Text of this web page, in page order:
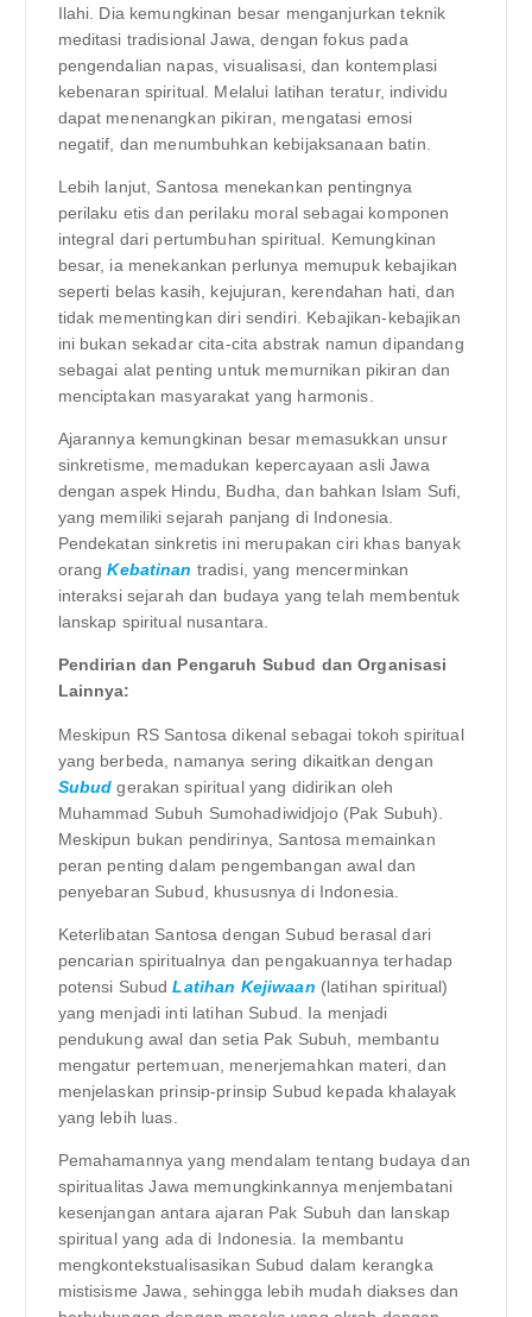
Ilahi. Dia kemungkinan besar menganjurkan teknik
meditasi tradisional Jawa, dengan fokus pada
pengendalian napas, visualisasi, dan kontemplasi
kebenaran spiritual. Melalui latihan teratur, individu
dapat menenangkan pikiran, mengatasi emosi
negatif, dan menumbuhkan kebijaksanaan batin.
Lebih lanjut, Santosa menekankan pentingnya
perilaku etis dan perilaku moral sebagai komponen
integral dari pertumbuhan spiritual. Kemungkinan
besar, ia menekankan perlunya memupuk kebajikan
seperti belas kasih, kejujuran, kerendahan hati, dan
tidak mementingkan diri sendiri. Kebajikan-kebajikan
ini bukan sekadar cita-cita abstrak namun dipandang
sebagai alat penting untuk memurnikan pikiran dan
menciptakan masyarakat yang harmonis.
Ajarannya kemungkinan besar memasukkan unsur
sinkretisme, memadukan kepercayaan asli Jawa
dengan aspek Hindu, Budha, dan bahkan Islam Sufi,
yang memiliki sejarah panjang di Indonesia.
Pendekatan sinkretis ini merupakan ciri khas banyak
orangKebatinan tradisi, yang mencerminkan
interaksi sejarah dan budaya yang telah membentuk
lanskap spiritual nusantara.
Pendirian dan Pengaruh Subud dan Organisasi
Lainnya:
Meskipun RS Santosa dikenal sebagai tokoh spiritual
yang berbeda, namanya sering dikaitkan dengan
Subud gerakan spiritual yang didirikan oleh
Muhammad Subuh Sumohadiwidjojo (Pak Subuh).
Meskipun bukan pendirinya, Santosa memainkan
peran penting dalam pengembangan awal dan
penyebaran Subud, khususnya di Indonesia.
Keterlibatan Santosa dengan Subud berasal dari
pencarian spiritualnya dan pengakuannya terhadap
potensi SubudLatihan Kejiwaan (latihan spiritual)
yang menjadi inti latihan Subud. Ia menjadi
pendukung awal dan setia Pak Subuh, membantu
mengatur pertemuan, menerjemahkan materi, dan
menjelaskan prinsip-prinsip Subud kepada khalayak
yang lebih luas.
Pemahamannya yang mendalam tentang budaya dan
spiritualitas Jawa memungkinkannya menjembatani
kesenjangan antara ajaran Pak Subuh dan lanskap
spiritual yang ada di Indonesia. Ia membantu
mengkontekstualisasikan Subud dalam kerangka
mistisisme Jawa, sehingga lebih mudah diakses dan